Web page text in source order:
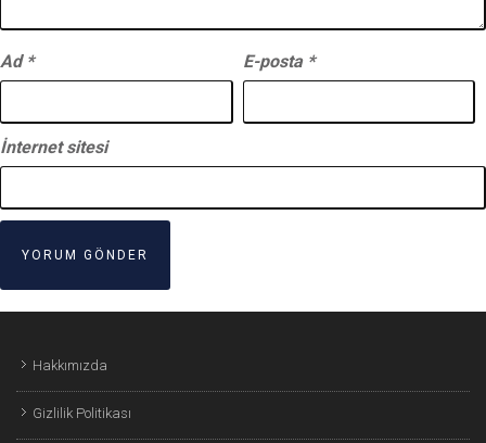
Ad * E-posta *
İnternet sitesi
Hakkımızda
Gizlilik Politikası